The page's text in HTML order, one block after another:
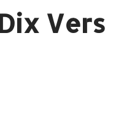
Vers